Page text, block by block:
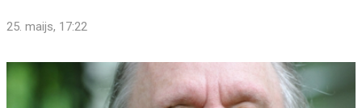
25. maijs, 17:22